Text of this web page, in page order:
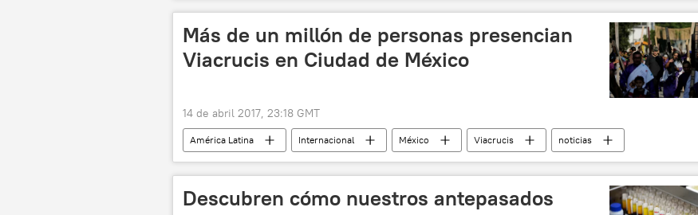
Más de un millón de personas presencian
Viacrucis en Ciudad de México
14 de abril 2017, 23:18 GMT
América Latina Internacional México Viacrucis noticias
Descubren cómo nuestros antepasados